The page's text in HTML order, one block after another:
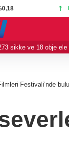
sikke ve 18 obje ele
Festivali’nde